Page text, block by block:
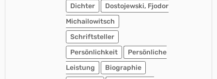
Dichter
Dostojewski, Fjodor
Michailowitsch
Schriftsteller
Persönlichkeit
Persönliche
Leistung
Biographie